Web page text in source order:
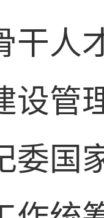
干人
设管
委国